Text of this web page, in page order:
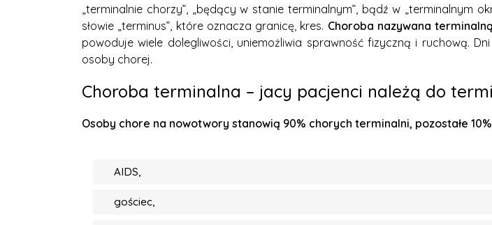
„terminalnie chorzy”, „będący w stanie terminalnym”, bądź w
słowie „terminus”, które oznacza granicę, kres. Choroba nazywana
powoduje wiele dolegliwości, uniemożliwia sprawność fizyczną i ruchową.
osoby chorej.
Choroba terminalna – jacy pacjenci należą do
Osoby chore na nowotwory stanowią 90% chorych terminalni, pozostałe
AIDS,
gościec,